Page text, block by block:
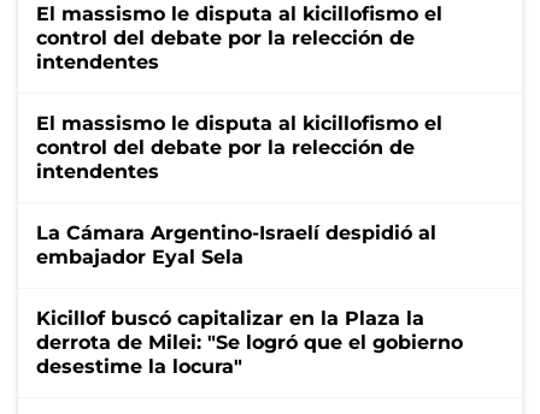
El massismo le disputa al kicillofismo el
control del debate por la relección de
intendentes
El massismo le disputa al kicillofismo el
control del debate por la relección de
intendentes
La Cámara Argentino-Israelí despidió al
embajador Eyal Sela
Kicillof buscó capitalizar en la Plaza la
derrota de Milei: "Se logró que el gobierno
desestime la locura"